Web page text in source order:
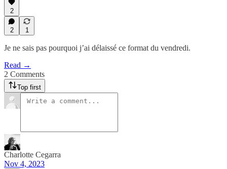
2
2 1
Je ne sais pas pourquoi j’ai délaissé ce format du vendredi.
Read →
2 Comments
Top first
Charlotte Cegarra
Nov 4, 2023